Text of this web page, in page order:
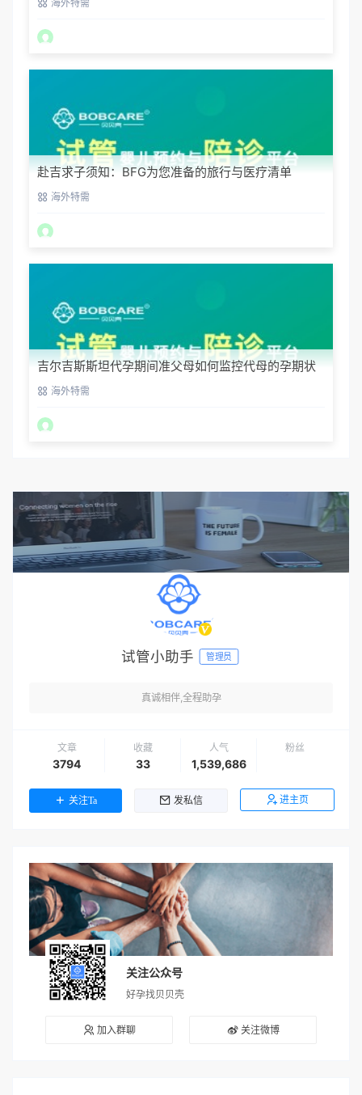
海外特需
赴吉求子须知：BFG为您准备的旅行与医疗清单
海外特需
吉尔吉斯斯坦代孕期间准父母如何监控代母的孕期状
态？海外特需
试管小助手 管理员
真诚相伴,全程助孕
文章
3794
收藏
33
人气
1,539,686
粉丝
关注Ta 发私信 进主页
关注公众号
好孕找贝贝壳
加入群聊 关注微博